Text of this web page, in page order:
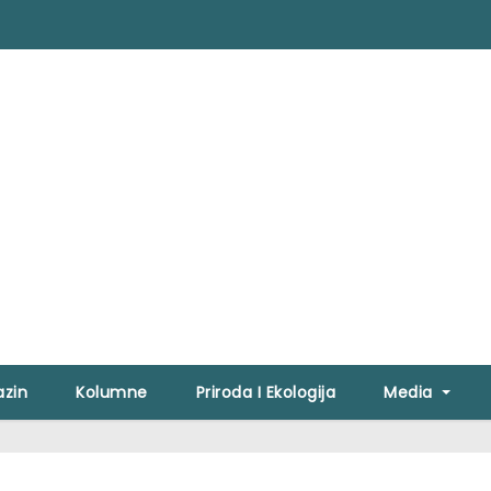
Kolumne Priroda I Ekologija Media